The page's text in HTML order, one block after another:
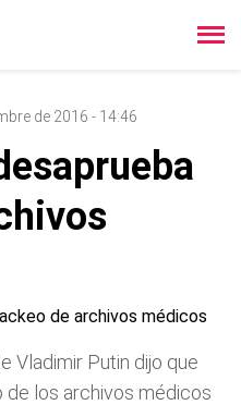
de 2016 - 14:46
Vladimir Putin dijo que
de los archivos médicos